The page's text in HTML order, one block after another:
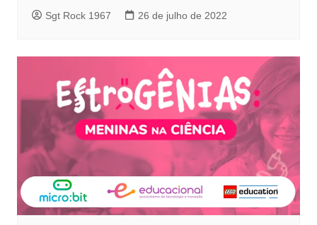
Sgt Rock 1967 26 de julho de 2022